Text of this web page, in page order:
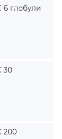
глобули
30
200